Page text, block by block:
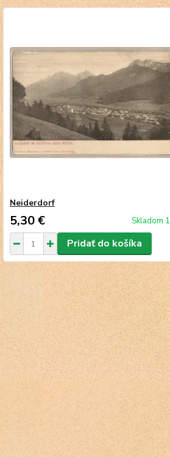
Neiderdorf
5,30 € Skladom 1
Pridať do košíka